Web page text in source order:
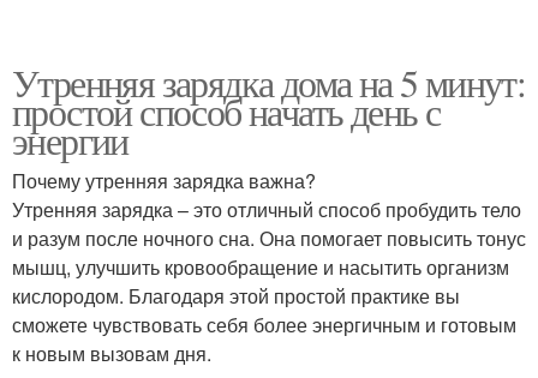
Утренняя зарядка дома на 5 минут:
простой способ начать день с
энергии
Почему утренняя зарядка важна?
Утренняя зарядка – это отличный способ пробудить тело
и разум после ночного сна. Она помогает повысить тонус
мышц, улучшить кровообращение и насытить организм
кислородом. Благодаря этой простой практике вы
сможете чувствовать себя более энергичным и готовым
к новым вызовам дня.